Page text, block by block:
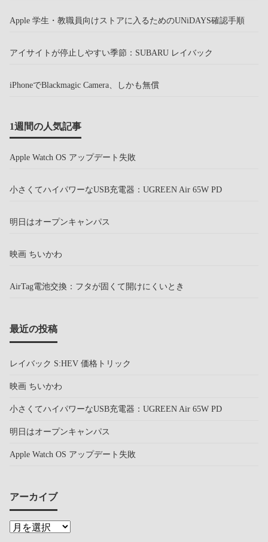
Apple 学生・教職員向けストアに入るためのUNiDAYS確認手順
アイサイトが停止しやすい季節：SUBARU レイバック
iPhoneでBlackmagic Camera、しかも無償
1週間の人気記事
Apple Watch OS アップデート失敗
小さくてハイパワーなUSB充電器：UGREEN Air 65W PD
明日はオープンキャンパス
映画 ちいかわ
AirTag電池交換：フタが固くて開けにくいとき
最近の投稿
レイバック S:HEV 価格トリック
映画 ちいかわ
小さくてハイパワーなUSB充電器：UGREEN Air 65W PD
明日はオープンキャンパス
Apple Watch OS アップデート失敗
アーカイブ